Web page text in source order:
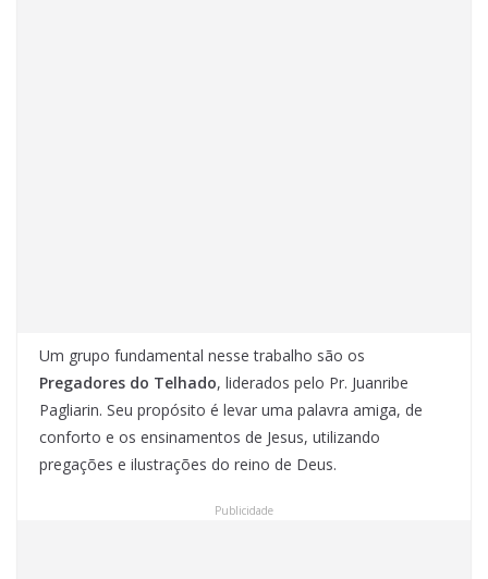
Um grupo fundamental nesse trabalho são os
Pregadores do Telhado, liderados pelo Pr. Juanribe
Pagliarin. Seu propósito é levar uma palavra amiga, de
conforto e os ensinamentos de Jesus, utilizando
pregações e ilustrações do reino de Deus.
Publicidade